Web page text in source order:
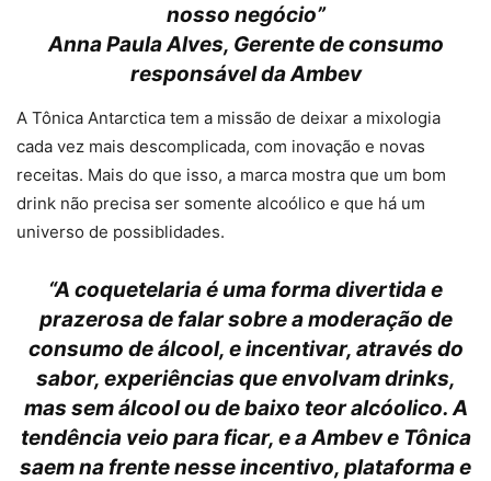
nosso negócio”
Anna Paula Alves, Gerente de consumo
responsável da Ambev
A Tônica Antarctica tem a missão de deixar a mixologia
cada vez mais descomplicada, com inovação e novas
receitas. Mais do que isso, a marca mostra que um bom
drink não precisa ser somente alcoólico e que há um
universo de possiblidades.
“A coquetelaria é uma forma divertida e
prazerosa de falar sobre a moderação de
consumo de álcool, e incentivar, através do
sabor, experiências que envolvam drinks,
mas sem álcool ou de baixo teor alcóolico. A
tendência veio para ficar, e a Ambev e Tônica
saem na frente nesse incentivo, plataforma e